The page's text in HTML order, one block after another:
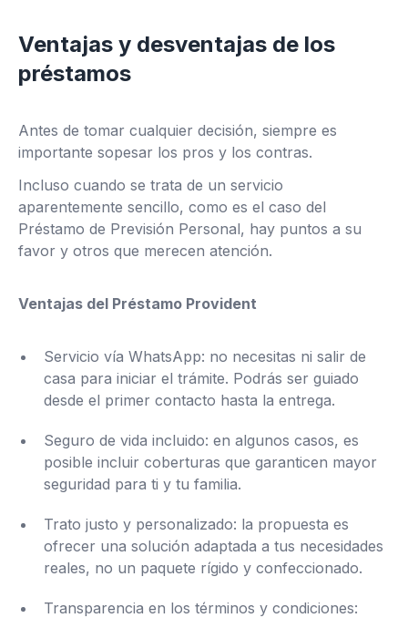
Ventajas y desventajas de los
préstamos
Antes de tomar cualquier decisión, siempre es
importante sopesar los pros y los contras.
Incluso cuando se trata de un servicio
aparentemente sencillo, como es el caso del
Préstamo de Previsión Personal, hay puntos a su
favor y otros que merecen atención.
Ventajas del Préstamo Provident
Servicio vía WhatsApp: no necesitas ni salir de
casa para iniciar el trámite. Podrás ser guiado
desde el primer contacto hasta la entrega.
Seguro de vida incluido: en algunos casos, es
posible incluir coberturas que garanticen mayor
seguridad para ti y tu familia.
Trato justo y personalizado: la propuesta es
ofrecer una solución adaptada a tus necesidades
reales, no un paquete rígido y confeccionado.
Transparencia en los términos y condiciones: